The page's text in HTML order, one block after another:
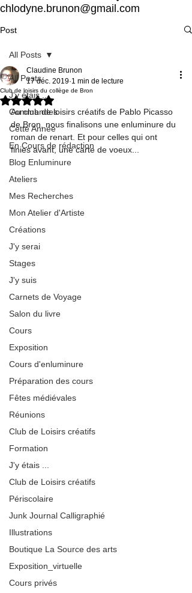
chlodyne.brunon@gmail.com
Post
All Posts
J'y étais ...
Commandes
Cette Année
En Cours de rédaction
Blog Enluminure
Ateliers
Mes Recherches
Mon Atelier d'Artiste
Créations
J'y serai
Stages
J'y suis
Carnets de Voyage
Salon du livre
Cours
Exposition
Cours d'enluminure
Préparation des cours
Fêtes médiévales
Réunions
Club de Loisirs créatifs
Formation
J'y étais ...
Club de Loisirs créatifs
Périscolaire
Junk Journal Calligraphié
Illustrations
Boutique La Source des arts
Exposition_virtuelle
Cours privés
All Posts
Club de loisirs du collège de Bron
Claudine Brunon
17 déc. 2019 1 min de lecture
Noté NaN étoiles sur 5.
Au club de loisirs créatifs de Pablo Picasso
de Bron, nous finalisons une enluminure du
roman de renart. Et pour celles qui ont
finies avant, une carte de voeux...